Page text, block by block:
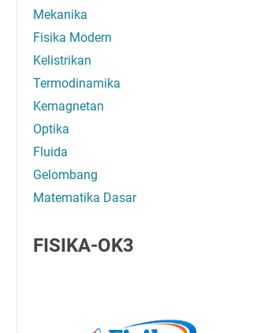
Mekanika
Fisika Modern
Kelistrikan
Termodinamika
Kemagnetan
Optika
Fluida
Gelombang
Matematika Dasar
FISIKA-OK3